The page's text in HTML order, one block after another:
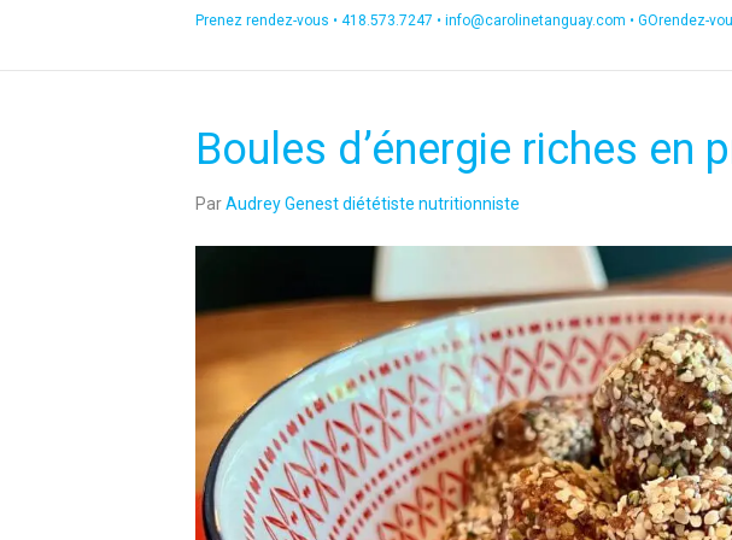
Prenez rendez-vous • 418.573.7247 • info@carolinetanguay.com • GOrendez-
Boules d’énergie riches en
ParAudrey Genest diététiste nutritionniste